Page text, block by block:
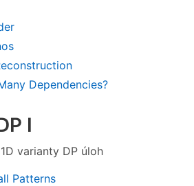
Dependencies?
I
varianty DP úloh
Patterns